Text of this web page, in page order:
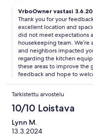
VrboOwner vastasi
Thank you for your
excellent location and
did not meet expectations
housekeeping team.
and neighbors impacted
regarding the kitchen
these areas to improve the
feedback and hope to
Tarkistettu arvostelu
10/10 Loistava
Lynn M.
13.3.2024